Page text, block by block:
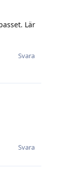
Lär
Svara
Svara